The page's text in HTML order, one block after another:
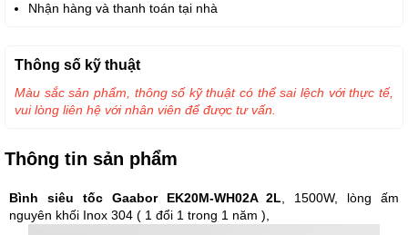
Nhận hàng và thanh toán tại nhà
Thông tin sản phẩm
Bình siêu tốc Gaabor EK20M-WH02A 2L , 1500W, lòng ấm
nguyên khối Inox 304 ( 1 đổi 1 trong 1 năm ),
Thông số kỹ thuật
Màu sắc sản phẩm, thông số kỹ thuật có thể sai lệch với thực tế,
vui lòng liên hệ với nhân viên để được tư vấn.